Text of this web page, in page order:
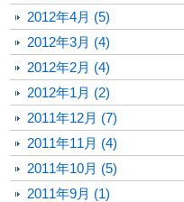
2012年4月 (5)
2012年3月 (4)
2012年2月 (4)
2012年1月 (2)
2011年12月 (7)
2011年11月 (4)
2011年10月 (5)
2011年9月 (1)